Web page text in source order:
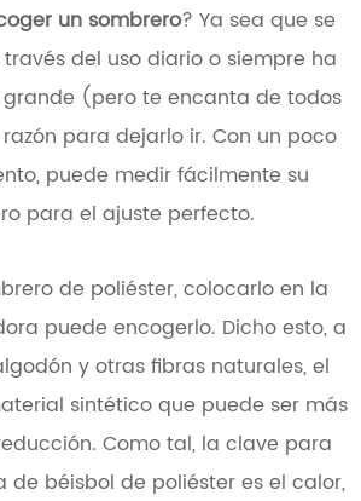
un sombrero? Ya sea que se
del uso diario o siempre ha
(pero te encanta de todos
para dejarlo ir. Con un poco
puede medir fácilmente su
para el ajuste perfecto.
de poliéster, colocarlo en la
puede encogerlo. Dicho esto, a
y otras fibras naturales, el
sintético que puede ser más
Como tal, la clave para
de béisbol de poliéster es el calor,